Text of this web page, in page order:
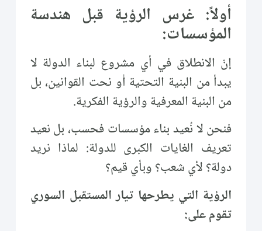
أولاً: غرس الرؤية قبل هندسة
المؤسسات:
إنّ الانطلاق في أي مشروع لبناء الدولة لا
يبدأ من البنية التحتية أو نحت القوانين، بل
من البنية المعرفية والرؤية الفكرية.
فنحن لا نُعيد بناء مؤسسات فحسب، بل نعيد
تعريف الغايات الكبرى للدولة: لماذا نريد
دولة؟ لأي شعب؟ وبأي قيم؟
الرؤية التي يطرحها تيار المستقبل السوري
تقوم على: